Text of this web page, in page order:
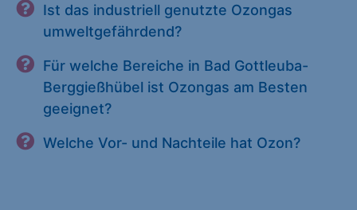
Ist das industriell genutzte Ozongas
umweltgefährdend?
Für welche Bereiche in Bad Gottleuba-
Berggießhübel ist Ozongas am Besten
geeignet?
Welche Vor- und Nachteile hat Ozon?